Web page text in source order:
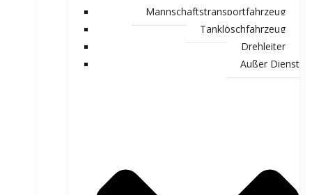
Mannschaftstransportfahrzeug
Tanklöschfahrzeug
Drehleiter
Außer Dienst